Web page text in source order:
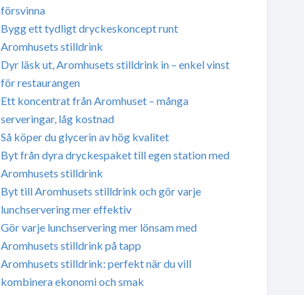
försvinna
Bygg ett tydligt dryckeskoncept runt
Aromhusets stilldrink
Dyr läsk ut, Aromhusets stilldrink in – enkel vinst
för restaurangen
Ett koncentrat från Aromhuset – många
serveringar, låg kostnad
Så köper du glycerin av hög kvalitet
Byt från dyra dryckespaket till egen station med
Aromhusets stilldrink
Byt till Aromhusets stilldrink och gör varje
lunchservering mer effektiv
Gör varje lunchservering mer lönsam med
Aromhusets stilldrink på tapp
Aromhusets stilldrink: perfekt när du vill
kombinera ekonomi och smak